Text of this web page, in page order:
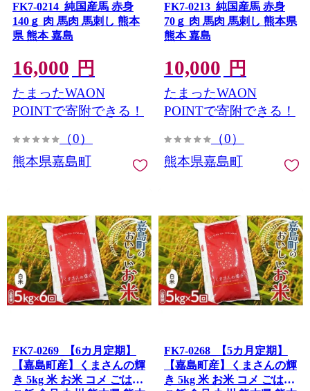
FK7-0214_純国産馬 赤身
140ｇ 肉 馬肉 馬刺し 熊本
県 熊本 嘉島
16,000 円
たまったWAON
POINTで寄附できる！
（0）
熊本県嘉島町
FK7-0213_純国産馬 赤身
70ｇ 肉 馬肉 馬刺し 熊本県
熊本 嘉島
10,000 円
たまったWAON
POINTで寄附できる！
（0）
熊本県嘉島町
FK7-0269_【6カ月定期】
【嘉島町産】くまさんの輝
き 5kg 米 お米 コメ ごはん
FK7-0268_【5カ月定期】
【嘉島町産】くまさんの輝
き 5kg 米 お米 コメ ごはん